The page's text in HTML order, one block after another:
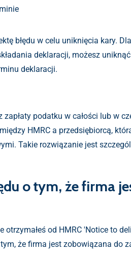
błędu w celu uniknięcia kary.
deklaracji, możesz
deklaracji.
podatku w całości lub w
HMRC a przedsiębiorcą,
Takie rozwiązanie jest
o tym, że firma
od HMRC 'Notice to
że firma jest zobowiązana do